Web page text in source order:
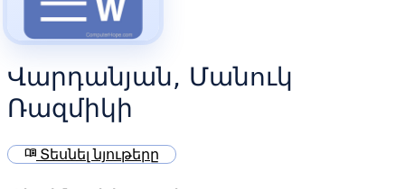
Վարդանյան, Մանուկ
Ռազմիկի
menu_book Տեսնել նյութերը